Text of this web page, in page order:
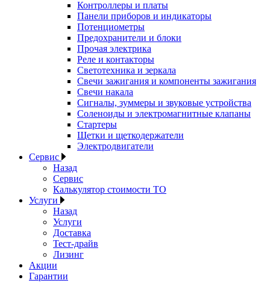
Контроллеры и платы
Панели приборов и индикаторы
Потенциометры
Предохранители и блоки
Прочая электрика
Реле и контакторы
Светотехника и зеркала
Свечи зажигания и компоненты зажигания
Свечи накала
Сигналы, зуммеры и звуковые устройства
Соленоиды и электромагнитные клапаны
Стартеры
Щетки и щеткодержатели
Электродвигатели
Сервис
Назад
Сервис
Калькулятор стоимости ТО
Услуги
Назад
Услуги
Доставка
Тест-драйв
Лизинг
Акции
Гарантии